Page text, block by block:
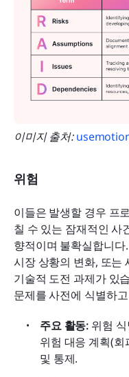
이미지 출처:
위험
이들은 발생할 경우 프
칠 수 있는 잠재적인 사
향적이며 불확실합니
시장 상황의 변화, 또는
기술적 도전 과제가 있
문제를 사전에 식별하
주요 활동: 위험
위험 대응 계획(회
및 통제.